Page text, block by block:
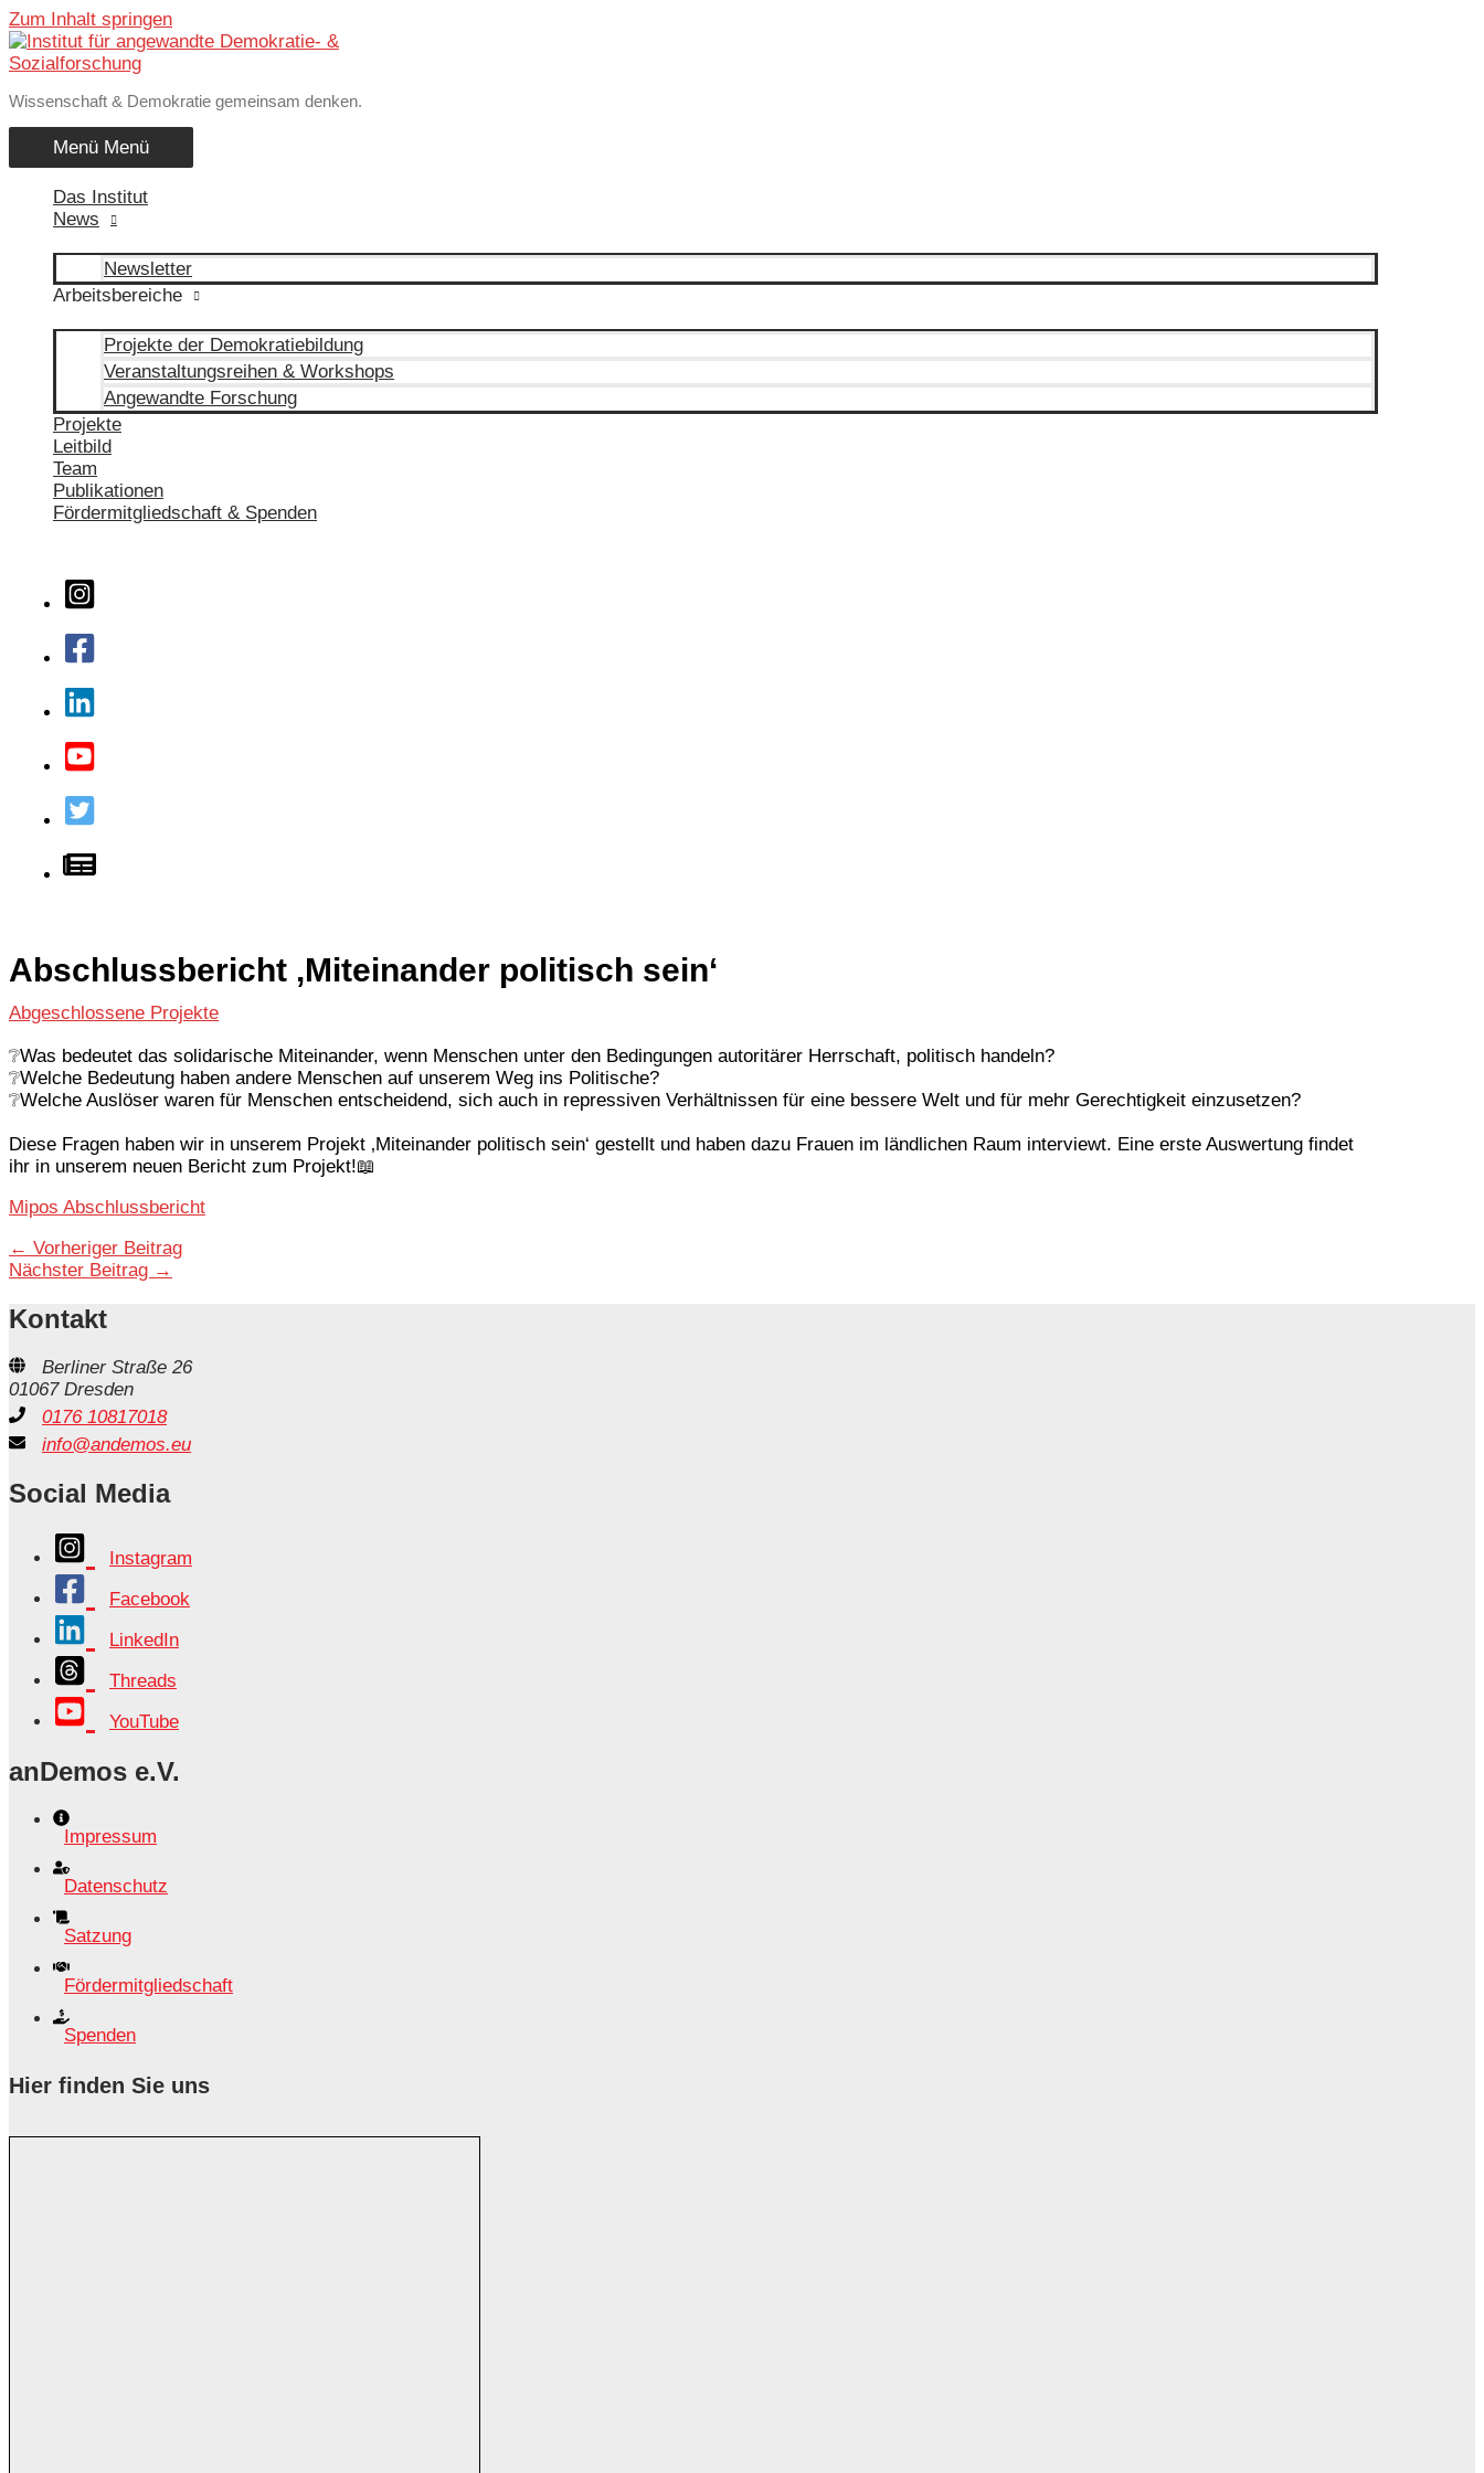
Zum Inhalt springen
Wissenschaft & Demokratie gemeinsam denken.
Menü Menü
Das Institut
News
Newsletter
Arbeitsbereiche
Projekte der Demokratiebildung
Veranstaltungsreihen & Workshops
Angewandte Forschung
Projekte
Leitbild
Team
Publikationen
Fördermitgliedschaft & Spenden
Abschlussbericht ‚Miteinander politisch sein‘
Abgeschlossene Projekte
❔Was bedeutet das solidarische Miteinander, wenn Menschen unter den Bedingungen autoritärer Herrschaft, politisch handeln?
❔Welche Bedeutung haben andere Menschen auf unserem Weg ins Politische?
❔Welche Auslöser waren für Menschen entscheidend, sich auch in repressiven Verhältnissen für eine bessere Welt und für mehr Gerechtigkeit einzusetzen?
Diese Fragen haben wir in unserem Projekt ‚Miteinander politisch sein‘ gestellt und haben dazu Frauen im ländlichen Raum interviewt. Eine erste Auswertung findet
ihr in unserem neuen Bericht zum Projekt!📖
Mipos Abschlussbericht
← Vorheriger Beitrag
Nächster Beitrag →
Kontakt
Berliner Straße 26
01067 Dresden
0176 10817018
info@andemos.eu
Social Media
Instagram
Facebook
LinkedIn
Threads
YouTube
anDemos e.V.
Impressum
Datenschutz
Satzung
Fördermitgliedschaft
Spenden
Hier finden Sie uns